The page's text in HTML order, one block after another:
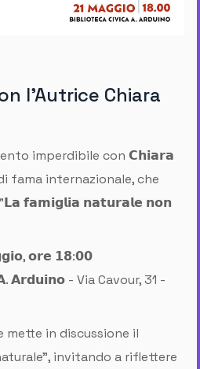
l'Autrice Chiara
imperdibile con 𝗖𝗵𝗶𝗮𝗿𝗮
fama internazionale, che
𝗳𝗮𝗺𝗶𝗴𝗹𝗶𝗮 𝗻𝗮𝘁𝘂𝗿𝗮𝗹𝗲 𝗻𝗼𝗻
𝗼𝗿𝗲 𝟭𝟴:𝟬𝟬
𝗔𝗿𝗱𝘂𝗶𝗻𝗼 - Via Cavour, 31 -
mette in discussione il
invitando a riflettere